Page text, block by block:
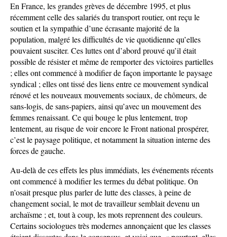
En France, les grandes grèves de décembre 1995, et plus
récemment celle des salariés du transport routier, ont reçu le
soutien et la sympathie d’une écrasante majorité de la
population, malgré les difficultés de vie quotidienne qu’elles
pouvaient susciter. Ces luttes ont d’abord prouvé qu’il était
possible de résister et même de remporter des victoires partielles
; elles ont commencé à modifier de façon importante le paysage
syndical ; elles ont tissé des liens entre ce mouvement syndical
rénové et les nouveaux mouvements sociaux, de chômeurs, de
sans-logis, de sans-papiers, ainsi qu’avec un mouvement des
femmes renaissant. Ce qui bouge le plus lentement, trop
lentement, au risque de voir encore le Front national prospérer,
c’est le paysage politique, et notamment la situation interne des
forces de gauche.
Au-delà de ces effets les plus immédiats, les événements récents
ont commencé à modifier les termes du débat politique. On
n’osait presque plus parler de lutte des classes, à peine de
changement social, le mot de travailleur semblait devenu un
archaïsme ; et, tout à coup, les mots reprennent des couleurs.
Certains sociologues très modernes annonçaient que les classes